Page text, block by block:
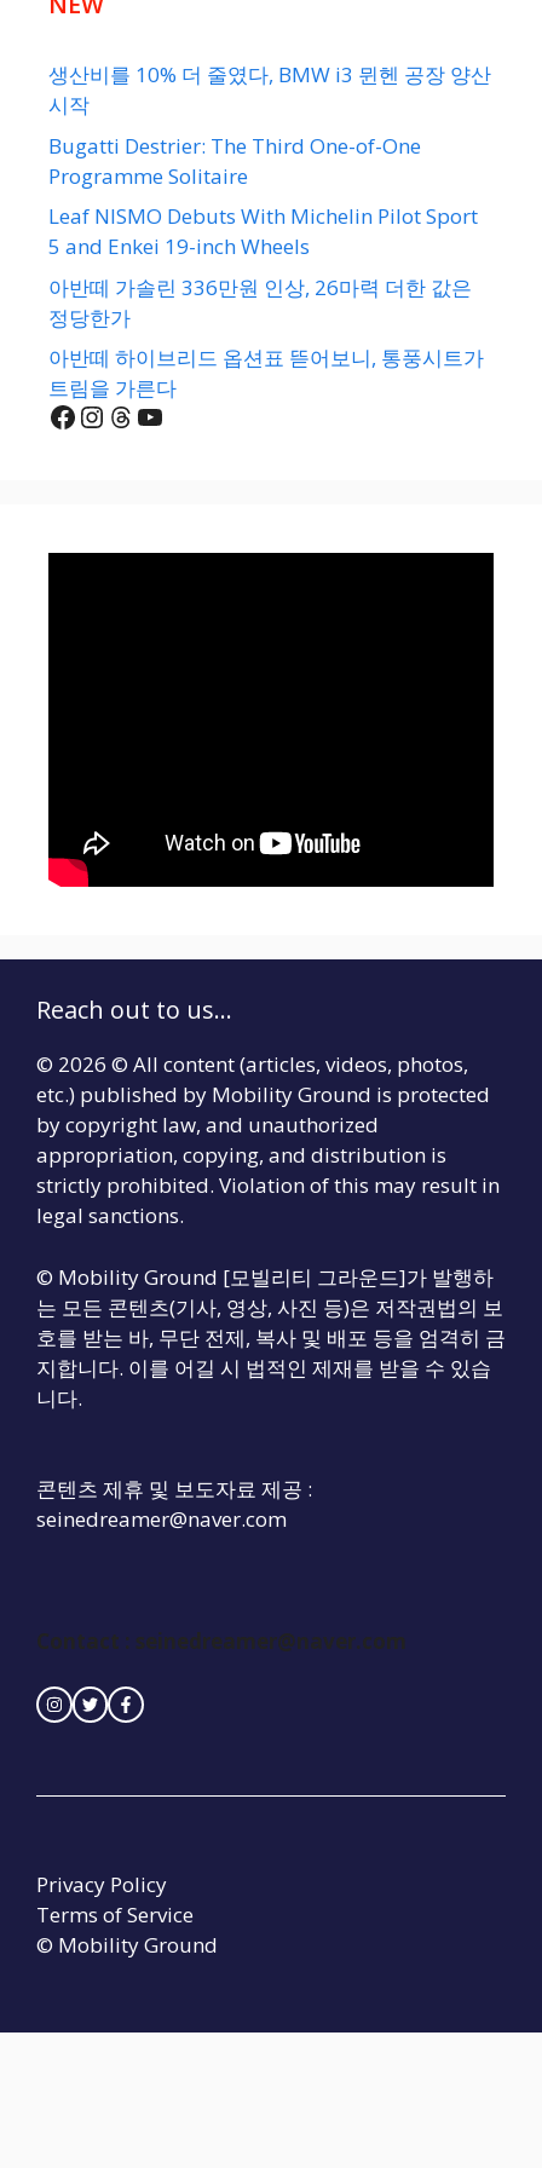
생산비를 10% 더 줄였다, BMW i3 뮌헨 공장 양산
시작
Bugatti Destrier: The Third One-of-One
Programme Solitaire
Leaf NISMO Debuts With Michelin Pilot Sport
5 and Enkei 19-inch Wheels
아반떼 가솔린 336만원 인상, 26마력 더한 값은
정당한가
아반떼 하이브리드 옵션표 뜯어보니, 통풍시트가
트림을 가른다
Facebook
Instagram
Threads
YouTube
Reach out to us...
© 2026 © All content (articles, videos, photos,
etc.) published by Mobility Ground is protected
by copyright law, and unauthorized
appropriation, copying, and distribution is
strictly prohibited. Violation of this may result in
legal sanctions.
© Mobility Ground [모빌리티 그라운드]가 발행하
는 모든 콘텐츠(기사, 영상, 사진 등)은 저작권법의 보
호를 받는 바, 무단 전제, 복사 및 배포 등을 엄격히 금
지합니다. 이를 어길 시 법적인 제재를 받을 수 있습
니다.
콘텐츠 제휴 및 보도자료 제공 :
seinedreamer@naver.com
Contact : seinedreamer@naver.com
© Mobility Ground
Privacy Policy
Terms of Service